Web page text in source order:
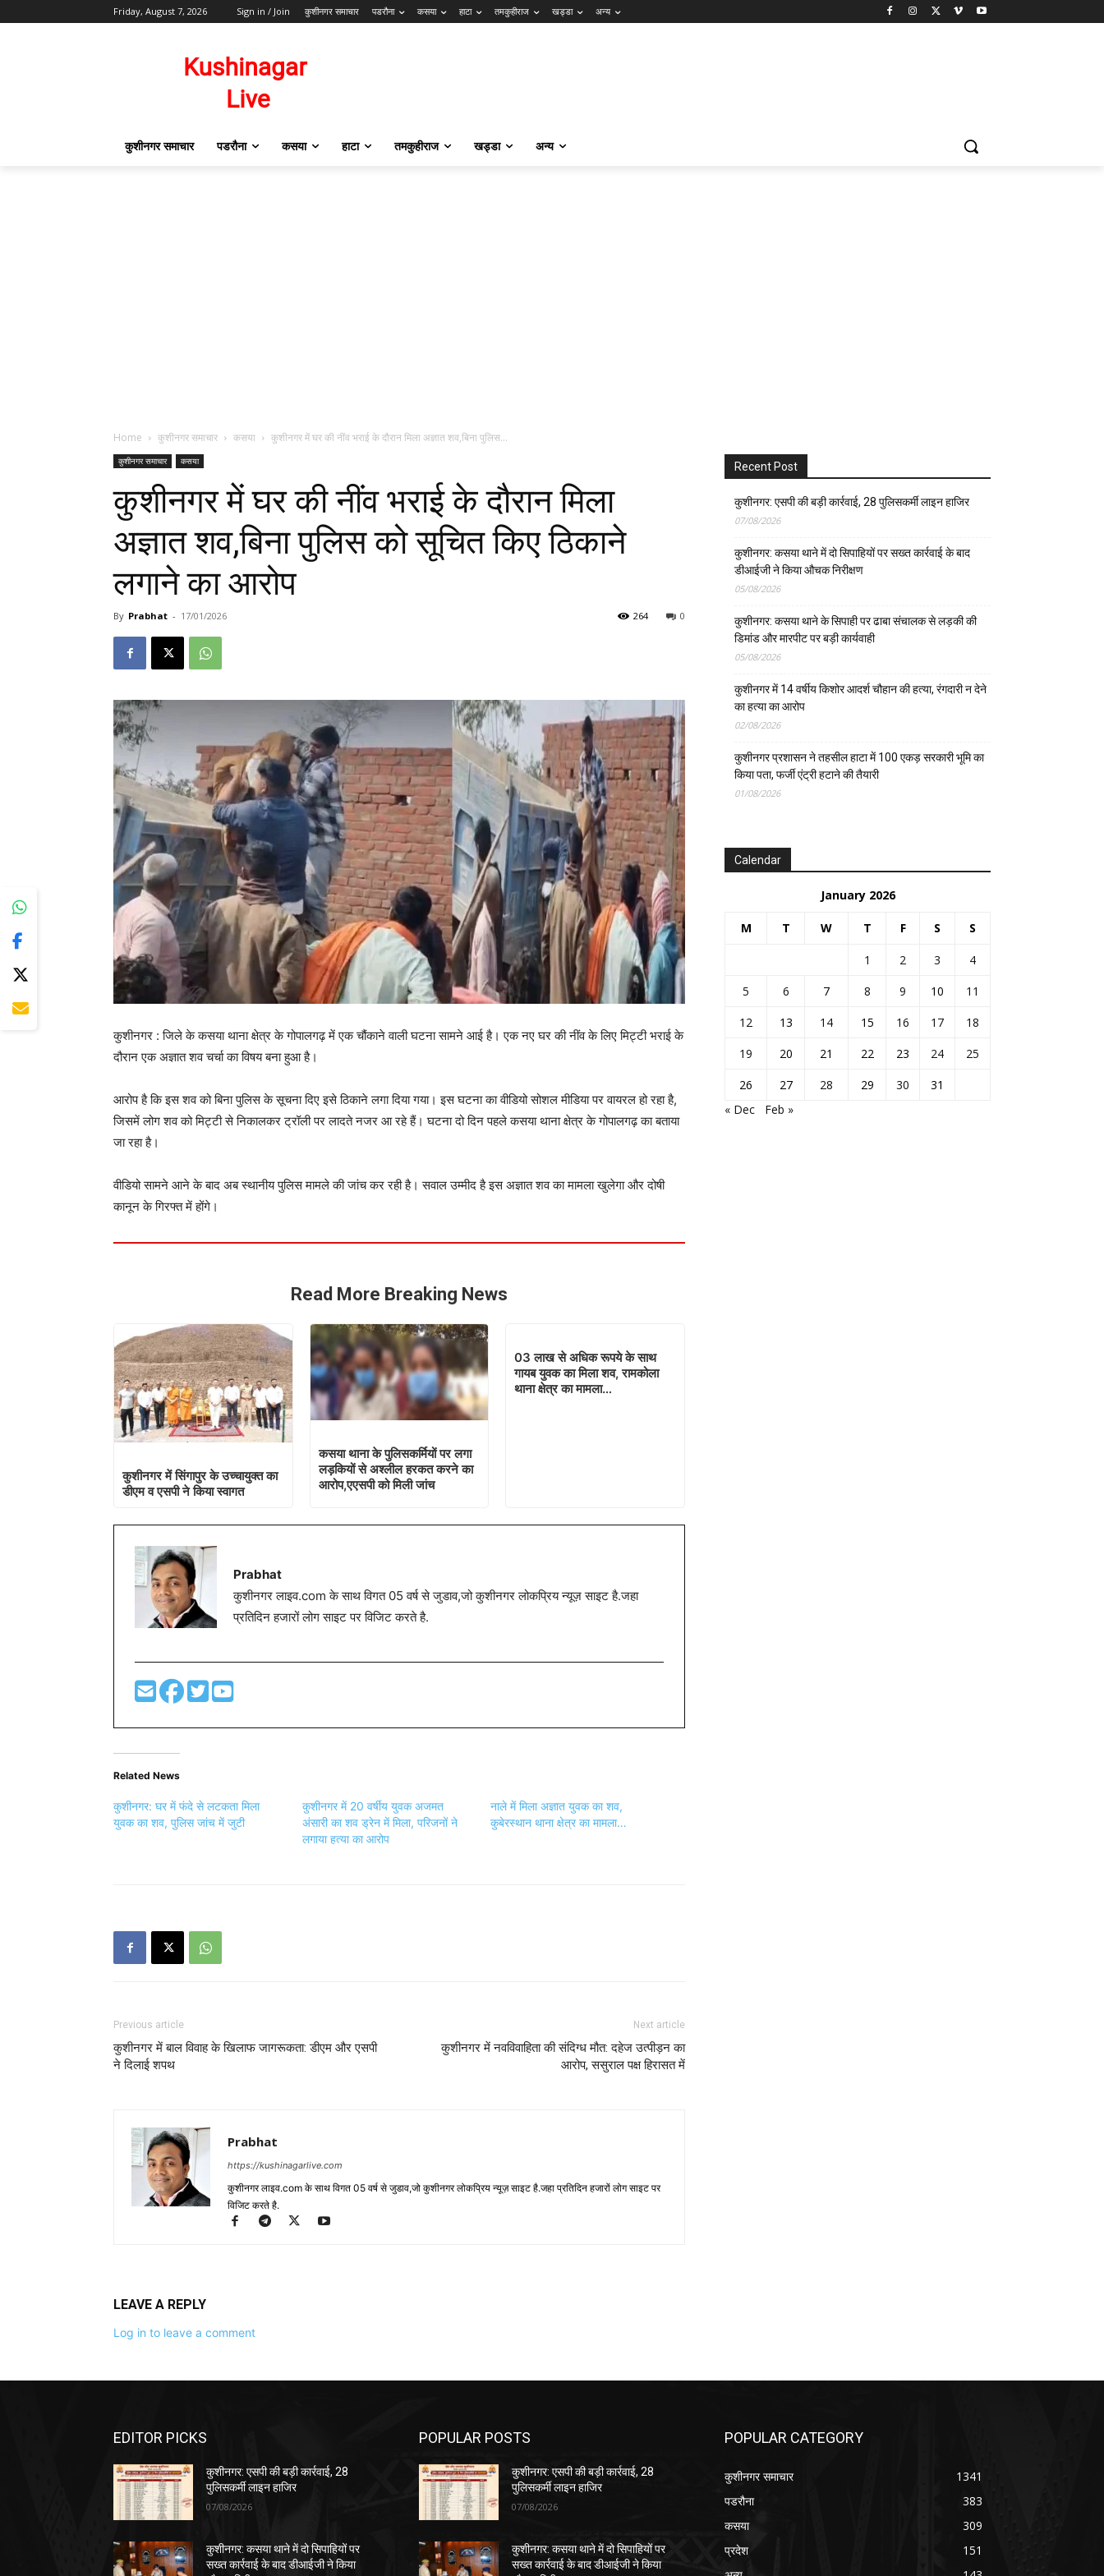
Friday, August 7, 2026 Sign in / Join कुशीनगर समाचार पडरौना कसया हाटा तमकुहीराज खड्डा अन्य
कुशीनगर समाचार पडरौना कसया हाटा तमकुहीराज खड्डा अन्य
Home कुशीनगर समाचार कसया कुशीनगर में घर की नींव भराई के दौरान मिला अज्ञात शव,बिना पुलिस...
कुशीनगर समाचार कसया
कुशीनगर में घर की नींव भराई के दौरान मिला
अज्ञात शव,बिना पुलिस को सूचित किए ठिकाने
लगाने का आरोप
By Prabhat - 17/01/2026 0
264
कुशीनगर : जिले के कसया थाना क्षेत्र के गोपालगढ़ में एक चौंकाने वाली घटना सामने आई है। एक नए घर की नींव के लिए मिट्टी भराई के
दौरान एक अज्ञात शव चर्चा का विषय बना हुआ है।
आरोप है कि इस शव को बिना पुलिस के सूचना दिए इसे ठिकाने लगा दिया गया। इस घटना का वीडियो सोशल मीडिया पर वायरल हो रहा है,
जिसमें लोग शव को मिट्टी से निकालकर ट्रॉली पर लादते नजर आ रहे हैं। घटना दो दिन पहले कसया थाना क्षेत्र के गोपालगढ़ का बताया
जा रहा है।
वीडियो सामने आने के बाद अब स्थानीय पुलिस मामले की जांच कर रही है। सवाल उम्मीद है इस अज्ञात शव का मामला खुलेगा और दोषी
कानून के गिरफ्त में होंगे।
Read More Breaking News
कुशीनगर में सिंगापुर के उच्चायुक्त का
डीएम व एसपी ने किया स्वागत
कसया थाना के पुलिसकर्मियों पर लगा
लड़कियों से अश्लील हरकत करने का
आरोप,एएसपी को मिली जांच
03 लाख से अधिक रूपये के साथ
गायब युवक का मिला शव, रामकोला
थाना क्षेत्र का मामला…
Prabhat
कुशीनगर लाइव.com के साथ विगत 05 वर्ष से जुडाव,जो कुशीनगर लोकप्रिय न्यूज़ साइट है.जहा
प्रतिदिन हजारों लोग साइट पर विजिट करते है.
Related News
कुशीनगर: घर में फंदे से लटकता मिला
युवक का शव, पुलिस जांच में जुटी
कुशीनगर में 20 वर्षीय युवक अजमत
अंसारी का शव ड्रेन में मिला, परिजनों ने
लगाया हत्या का आरोप
नाले में मिला अज्ञात युवक का शव,
कुबेरस्थान थाना क्षेत्र का मामला…
Previous article
कुशीनगर में बाल विवाह के खिलाफ जागरूकता: डीएम और एसपी
ने दिलाई शपथ
Next article
कुशीनगर में नवविवाहिता की संदिग्ध मौत: दहेज उत्पीड़न का
आरोप, ससुराल पक्ष हिरासत में
Prabhat
https://kushinagarlive.com
कुशीनगर लाइव.com के साथ विगत 05 वर्ष से जुडाव,जो कुशीनगर लोकप्रिय न्यूज़ साइट है.जहा प्रतिदिन हजारों लोग साइट पर
विजिट करते है.
LEAVE A REPLY
Log in to leave a comment
Recent Post
कुशीनगर: एसपी की बड़ी कार्रवाई, 28 पुलिसकर्मी लाइन हाजिर
07/08/2026
कुशीनगर: कसया थाने में दो सिपाहियों पर सख्त कार्रवाई के बाद
डीआईजी ने किया औचक निरीक्षण
05/08/2026
कुशीनगर: कसया थाने के सिपाही पर ढाबा संचालक से लड़की की
डिमांड और मारपीट पर बड़ी कार्यवाही
05/08/2026
कुशीनगर में 14 वर्षीय किशोर आदर्श चौहान की हत्या, रंगदारी न देने
का हत्या का आरोप
02/08/2026
कुशीनगर प्रशासन ने तहसील हाटा में 100 एकड़ सरकारी भूमि का
किया पता, फर्जी एंट्री हटाने की तैयारी
01/08/2026
Calendar
January 2026
M T W T F S S
1 2 3
4
5
6 7 8 9 10
11
12
13 14 15 16 17
18
19
20 21 22 23 24
25
26
27 28 29 30
31
« Dec
Feb »
EDITOR PICKS
कुशीनगर: एसपी की बड़ी कार्रवाई, 28
पुलिसकर्मी लाइन हाजिर
07/08/2026
कुशीनगर: कसया थाने में दो सिपाहियों पर
सख्त कार्रवाई के बाद डीआईजी ने किया
POPULAR POSTS
कुशीनगर: एसपी की बड़ी कार्रवाई, 28
पुलिसकर्मी लाइन हाजिर
07/08/2026
कुशीनगर: कसया थाने में दो सिपाहियों पर
सख्त कार्रवाई के बाद डीआईजी ने किया
POPULAR CATEGORY
कुशीनगर समाचार
1341
पडरौना
383
कसया
309
प्रदेश
151